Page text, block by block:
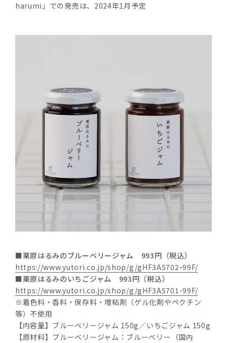
harumi」での発売は、2024年1月予定
■栗原はるみのブルーベリージャム　993円（税込）
https://www.yutori.co.jp/shop/g/gHF3A5702-99F/
■栗原はるみのいちごジャム　993円（税込）
https://www.yutori.co.jp/shop/g/gHF3A5701-99F/
※着色料・香料・保存料・増粘剤（ゲル化剤やペクチン
等）不使用
【内容量】ブルーベリージャム 150g／いちごジャム 150g
【原材料】ブルーベリージャム：ブルーベリー（国内